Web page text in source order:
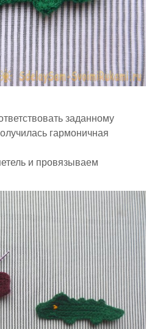
заданному
гармоничная
и провязываем